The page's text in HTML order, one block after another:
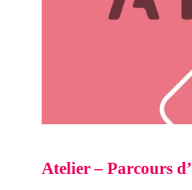
Atelier – Parcours